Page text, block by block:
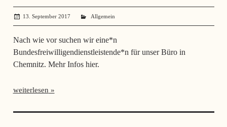
13. September 2017 administrator
Allgemein
Nach wie vor suchen wir eine*n
Bundesfreiwilligendienstleistende*n für unser Büro in
Chemnitz. Mehr Infos hier.
weiterlesen